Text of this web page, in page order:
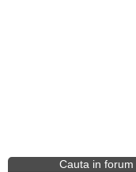
Cauta in forum